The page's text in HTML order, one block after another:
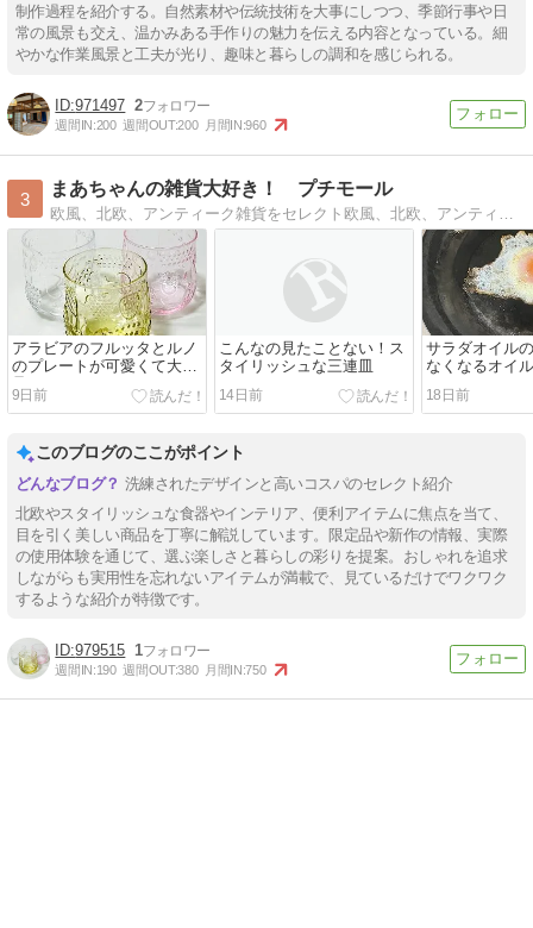
制作過程を紹介する。自然素材や伝統技術を大事にしつつ、季節行事や日
常の風景も交え、温かみある手作りの魅力を伝える内容となっている。細
やかな作業風景と工夫が光り、趣味と暮らしの調和を感じられる。
971497 2
週間IN:200 週間OUT:200 月間IN:960
3
まあちゃんの雑貨大好き！ プチモール
アラビアのフルッタとルノ
のプレートが可愛くて大満
足！
9日前
こんなの見たことない！ス
タイリッシュな三連皿
14日前
サラダオイル
なくなるオイ
18日前
このブログのここがポイント
洗練されたデザインと高いコスパのセレクト紹介
北欧やスタイリッシュな食器やインテリア、便利アイテムに焦点を当て、
目を引く美しい商品を丁寧に解説しています。限定品や新作の情報、実際
の使用体験を通じて、選ぶ楽しさと暮らしの彩りを提案。おしゃれを追求
しながらも実用性を忘れないアイテムが満載で、見ているだけでワクワク
するような紹介が特徴です。
979515 1
週間IN:190 週間OUT:380 月間IN:750